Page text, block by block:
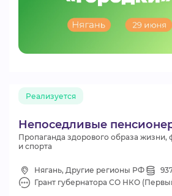
Непоседливые
Реализуется
Пропаганда здорового образа жизни,
и спорта
Нягань, Другие регионы РФ
Грант губернатора СО НКО